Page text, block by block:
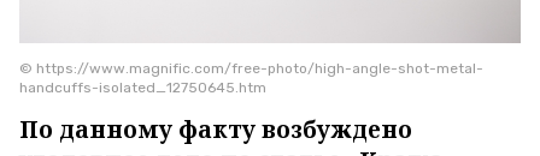
© https://www.magnific.com/free-photo/high-angle-shot-metal-
handcuffs-isolated_12750645.htm
По данному факту возбуждено